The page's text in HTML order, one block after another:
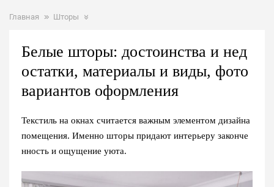
Главная Шторы
Белые шторы: достоинства и нед
остатки, материалы и виды, фото
вариантов оформления
Текстиль на окнах считается важным элементом дизайна
помещения. Именно шторы придают интерьеру законче
нность и ощущение уюта.